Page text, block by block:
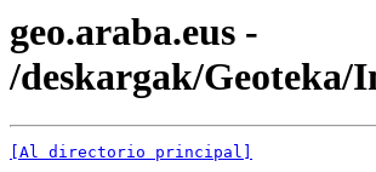
geo.araba.eus -
/deskargak/Geoteka/
[Al directorio principal]